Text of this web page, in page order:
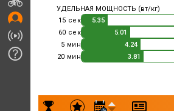
УДЕЛЬНАЯ МОЩНОСТЬ (вт/кг)
15 сек
5.35
60 сек
5.01
5 мин
4.24
20 мин
3.81
Результаты заездов 4. Alex Klim (SST) [B+]